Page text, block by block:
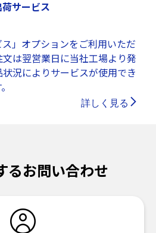
サービス
ス」オプションをご利用いただ
は翌営業日に当社工場より発
況によりサービスが使用でき
詳しく見る
るお問い合わせ